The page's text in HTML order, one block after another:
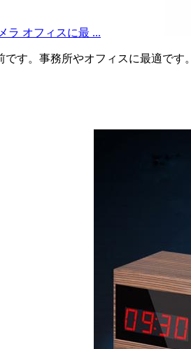
ラ オフィスに最 ...
す。事務所やオフィスに最適です。